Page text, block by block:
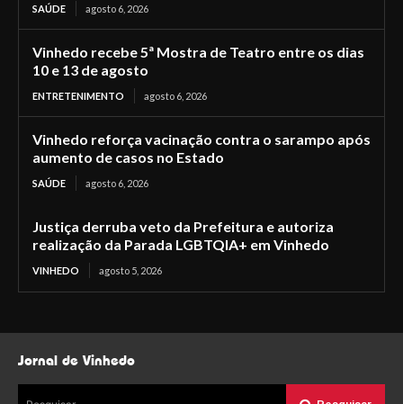
SAÚDE agosto 6, 2026
Vinhedo recebe 5ª Mostra de Teatro entre os dias
10 e 13 de agosto
ENTRETENIMENTO agosto 6, 2026
Vinhedo reforça vacinação contra o sarampo após
aumento de casos no Estado
SAÚDE agosto 6, 2026
Justiça derruba veto da Prefeitura e autoriza
realização da Parada LGBTQIA+ em Vinhedo
VINHEDO agosto 5, 2026
Jornal de Vinhedo